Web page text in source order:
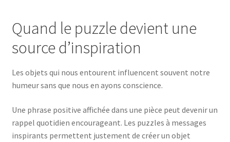
Quand le puzzle devient une
source d’inspiration
Les objets qui nous entourent influencent souvent notre
humeur sans que nous en ayons conscience.
Une phrase positive affichée dans une pièce peut devenir un
rappel quotidien encourageant. Les puzzles à messages
inspirants permettent justement de créer un objet